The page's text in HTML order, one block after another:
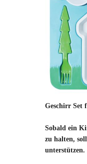
Geschirr Set
Sobald ein
zu halten,
unterstützen.